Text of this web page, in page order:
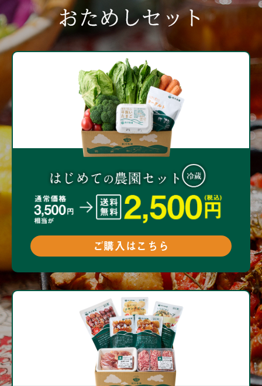
おためしセット
ご購入はこちら